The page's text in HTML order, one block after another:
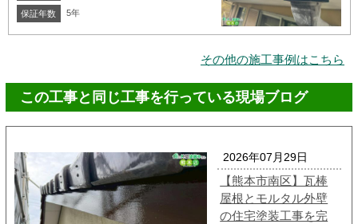
保証年数 5年
その他の施工事例はこちら
この工事と同じ工事を行っている現場ブログ
2026年07月29日
【熊本市南区】瓦棒
屋根とモルタル外壁
の住宅塗装工事を完